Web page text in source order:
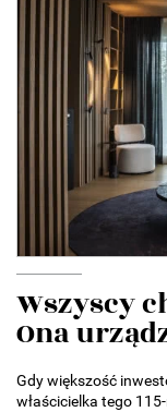
Wszyscy
Ona
Gdy większość
właścicielka tego